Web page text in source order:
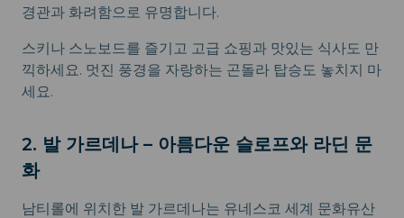
경관과 화려함으로 유명합니다.
스키나 스노보드를 즐기고 고급 쇼핑과 맛있는 식사도 만
끽하세요. 멋진 풍경을 자랑하는 곤돌라 탑승도 놓치지 마
세요.
2. 발 가르데나 – 아름다운 슬로프와 라딘 문
화
남티롤에 위치한 발 가르데나는 유네스코 세계 문화유산